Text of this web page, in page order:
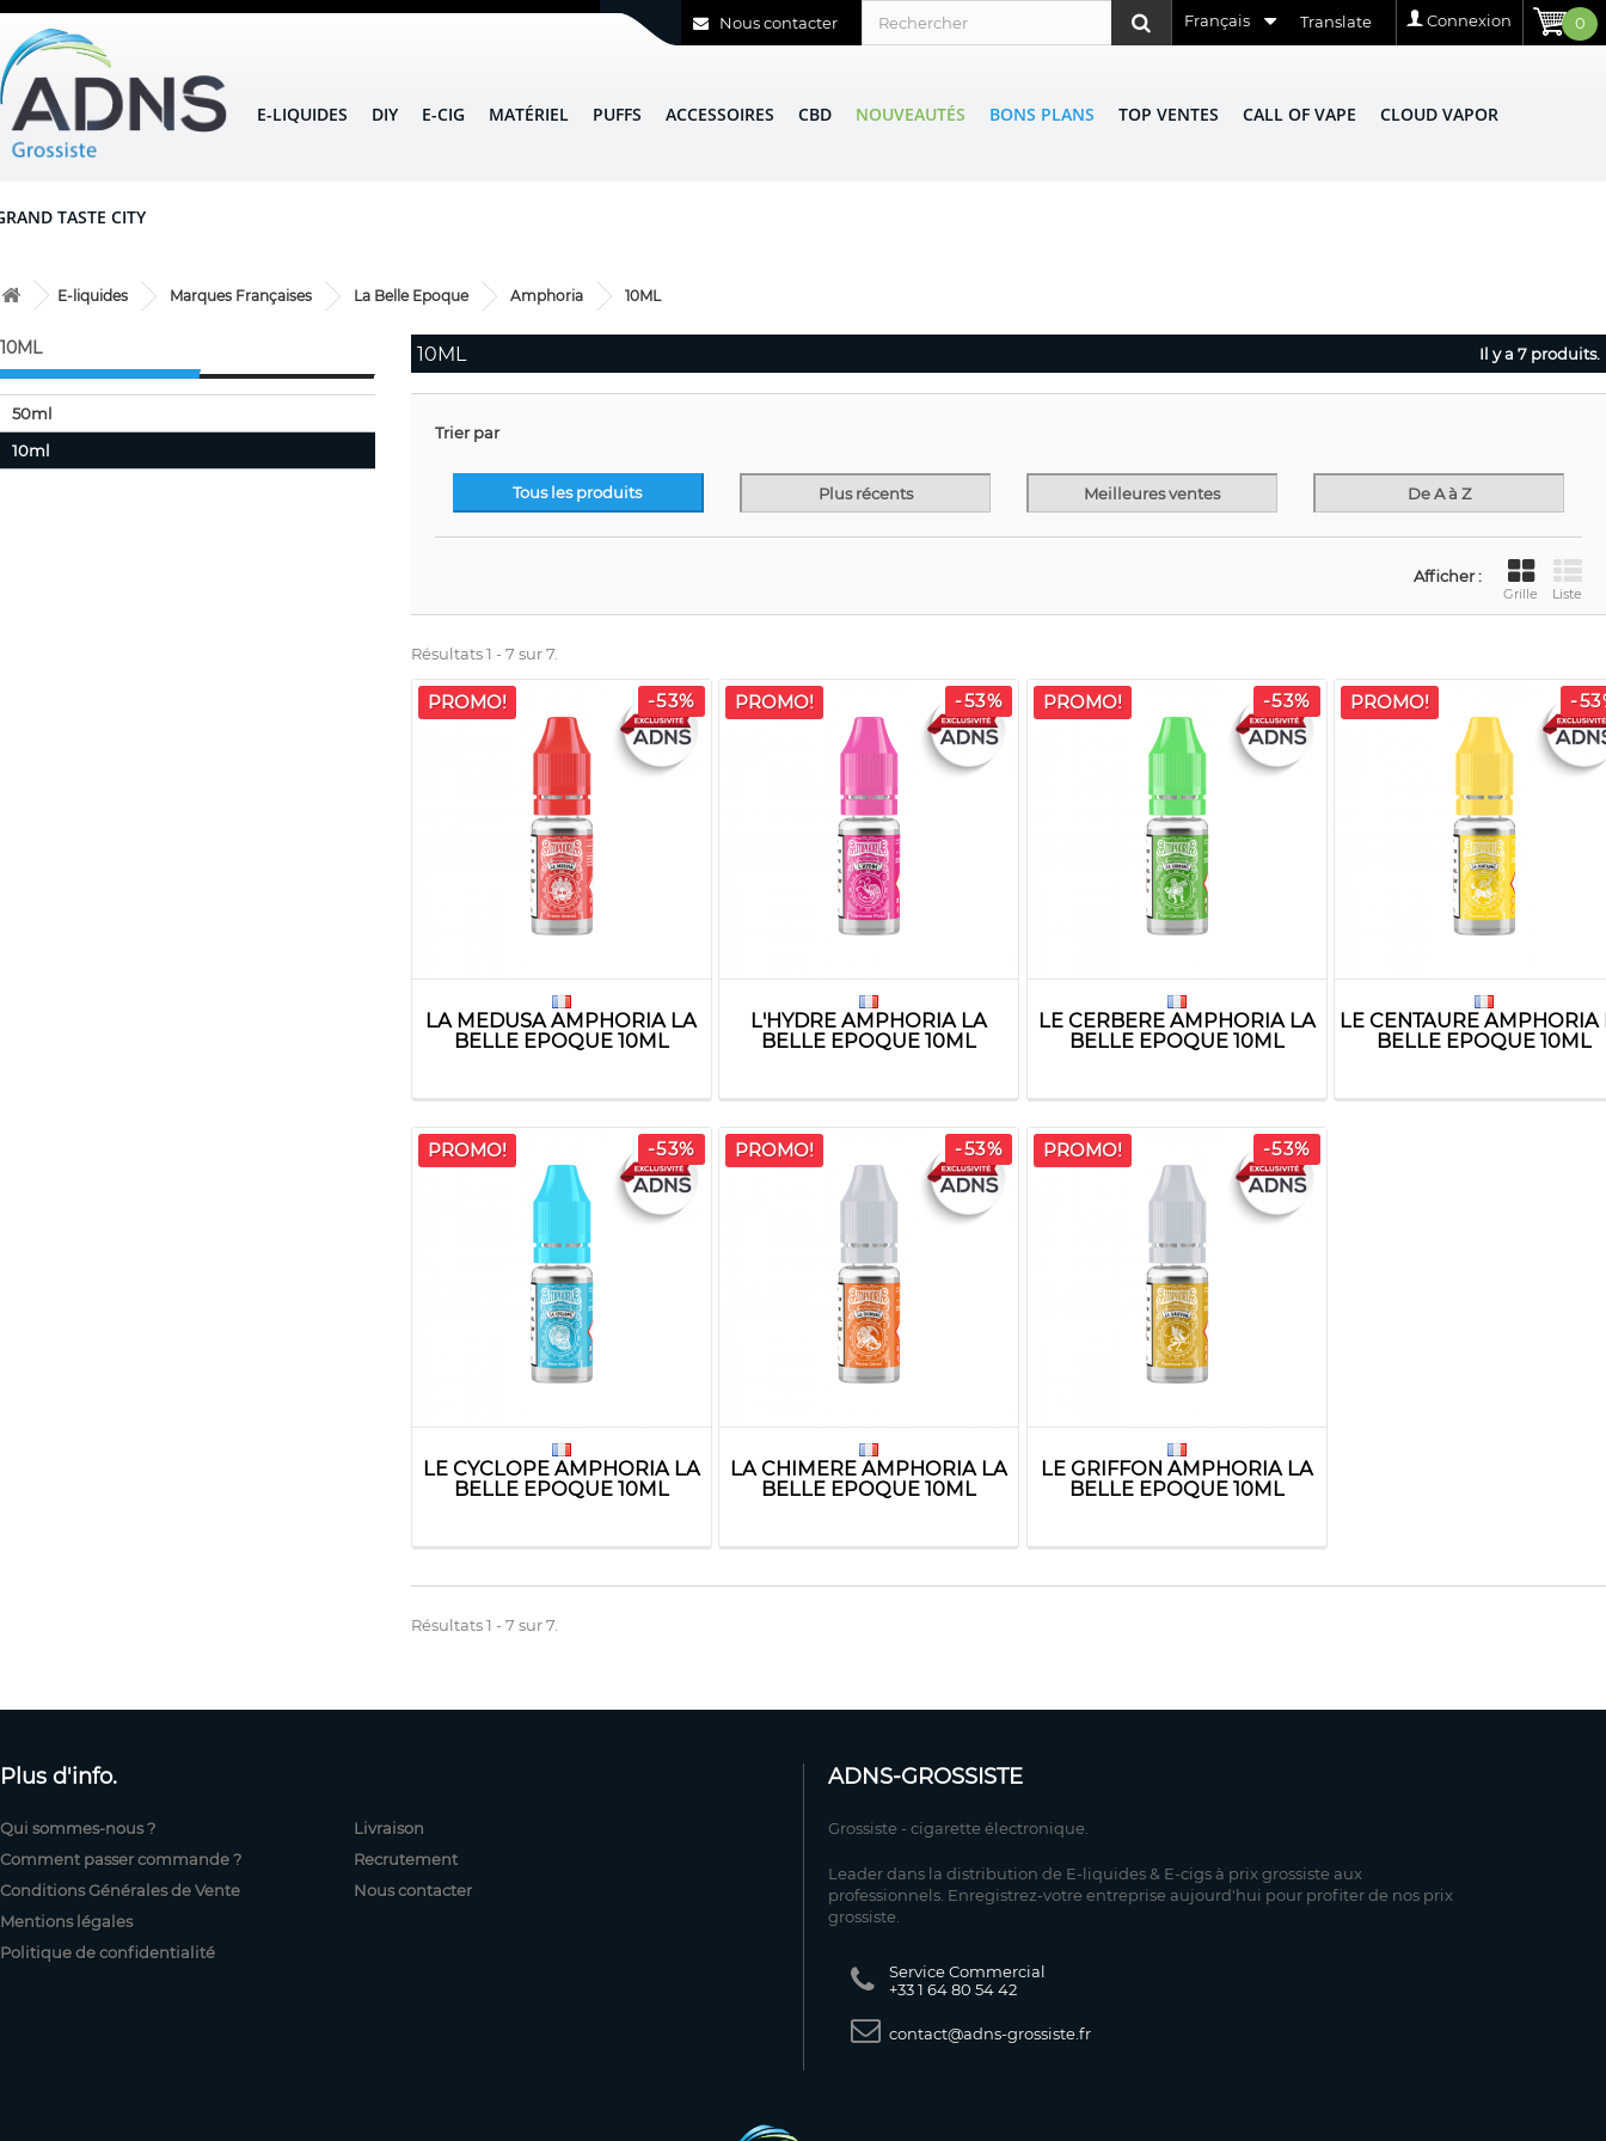
0
Connexion
Translate
Français
Nous contacter
E-LIQUIDES DIY E-CIG MATÉRIEL PUFFS ACCESSOIRES CBD NOUVEAUTÉS BONS PLANS TOP VENTES CALL OF VAPE CLOUD VAPOR
TASTE CITY
E-liquides Marques Françaises La Belle Epoque Amphoria 10ML
10ML
50ml
10ml
10ML Il y a 7 produits.
Trier par
Tous les produits Plus récents Meilleures ventes De A à Z
Afficher :
Grille Liste
Résultats 1 - 7 sur 7.
PROMO! -53%
LA MEDUSA AMPHORIA LA
BELLE EPOQUE 10ML
PROMO! -53%
L'HYDRE AMPHORIA LA
BELLE EPOQUE 10ML
PROMO! -53%
LE CERBERE AMPHORIA LA
BELLE EPOQUE 10ML
PROMO! -
LE CENTAURE AMPHORIA
BELLE EPOQUE 10ML
PROMO! -53%
LE CYCLOPE AMPHORIA LA
BELLE EPOQUE 10ML
PROMO! -53%
LA CHIMERE AMPHORIA LA
BELLE EPOQUE 10ML
PROMO! -53%
LE GRIFFON AMPHORIA LA
BELLE EPOQUE 10ML
Résultats 1 - 7 sur 7.
Plus d'info.
Qui sommes-nous ?
Comment passer commande ?
Conditions Générales de Vente
Mentions légales
Politique de confidentialité
Livraison
Recrutement
Nous contacter
ADNS-GROSSISTE
Grossiste - cigarette électronique.
Leader dans la distribution de E-liquides & E-cigs à prix grossiste aux
professionnels. Enregistrez-votre entreprise aujourd'hui pour profiter de nos prix
grossiste.
Service Commercial
+33 1 64 80 54 42
contact@adns-grossiste.fr